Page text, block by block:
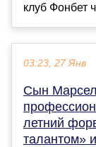
клуб Фонбет
03:23, 27 Янв
Сын
летний
талантом»